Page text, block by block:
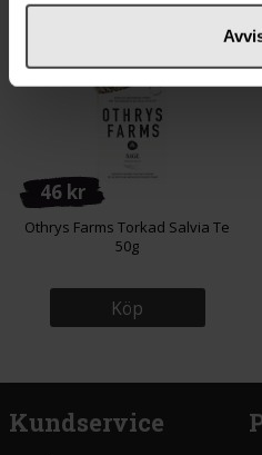
46 kr
Othrys Farms Torkad Salvia Te
50g
Köp
Kundservice